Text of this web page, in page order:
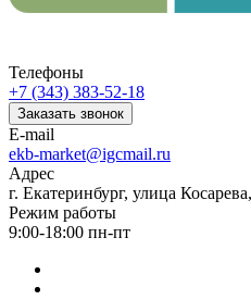
Телефоны
+7 (343) 383-52-18
Заказать звонок
E-mail
ekb-market@igcmail.ru
Адрес
г. Екатеринбург, улица
Режим работы
9:00-18:00 пн-пт